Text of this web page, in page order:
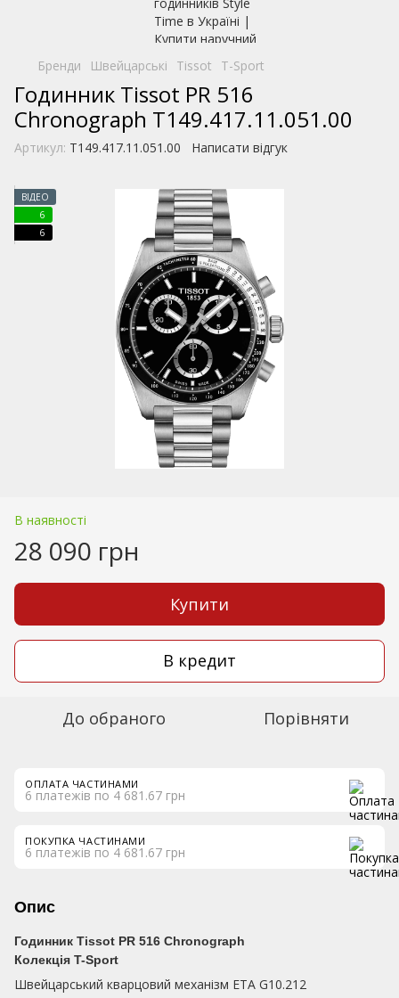
Бренди Швейцарські Tissot T-Sport
Годинник Tissot PR 516
Chronograph T149.417.11.051.00
Артикул: T149.417.11.051.00 Написати відгук
ВІДЕО
6
6
В наявності
28 090 грн
Купити
В кредит
До обраного Порівняти
ОПЛАТА ЧАСТИНАМИ
6 платежів по 4 681.67 грн
ПОКУПКА ЧАСТИНАМИ
6 платежів по 4 681.67 грн
Опис
Годинник Tissot PR 516 Chronograph
Колекція T-Sport
Швейцарський кварцовий механізм ETA G10.212